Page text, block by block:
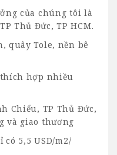
của chúng tôi là
Thủ Đức, TP HCM.
quây Tole, nền bê
hợp nhiều
Chiểu, TP Thủ Đức,
và giao thương
5,5 USD/m2/